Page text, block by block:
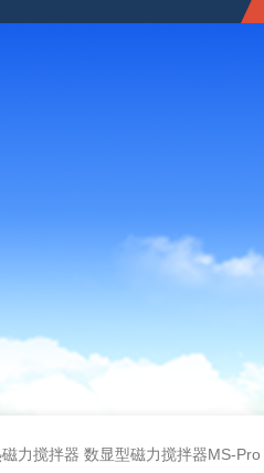
力搅拌器 数显型磁力搅拌器MS-Pro